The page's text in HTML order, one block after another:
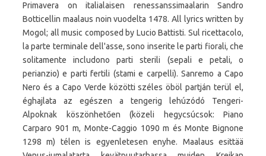
Primavera on italialaisen renessanssimaalarin Sandro
Botticellin maalaus noin vuodelta 1478. All lyrics written by
Mogol; all music composed by Lucio Battisti. Sul ricettacolo,
la parte terminale dell'asse, sono inserite le parti fiorali, che
solitamente includono parti sterili (sepali e petali, o
perianzio) e parti fertili (stami e carpelli). Sanremo a Capo
Nero és a Capo Verde közötti széles öböl partján terül el,
éghajlata az egészen a tengerig lehúzódó Tengeri-
Alpoknak köszönhetően (közeli hegycsúcsok: Piano
Carparo 901 m, Monte-Caggio 1090 m és Monte Bignone
1298 m) télen is egyenletesen enyhe. Maalaus esittää